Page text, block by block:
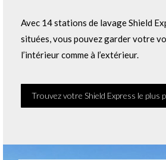
Avec 14 stations de lavage Shield
situées, vous pouvez garder votre
l’intérieur comme à l’extérieur.
Trouvez votre Shield Express le plus